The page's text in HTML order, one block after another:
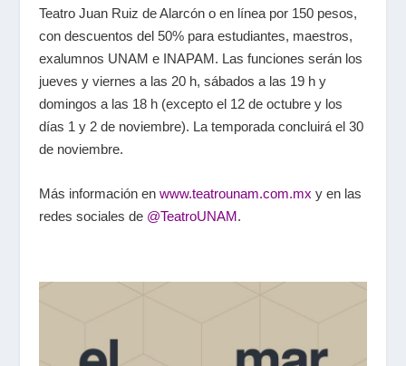
Teatro Juan Ruiz de Alarcón o en línea por 150 pesos,
con descuentos del 50% para estudiantes, maestros,
exalumnos UNAM e INAPAM. Las funciones serán los
jueves y viernes a las 20 h, sábados a las 19 h y
domingos a las 18 h (excepto el 12 de octubre y los
días 1 y 2 de noviembre). La temporada concluirá el 30
de noviembre.
Más información en www.teatrounam.com.mx y en las
redes sociales de @TeatroUNAM.